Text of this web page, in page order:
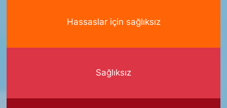
Hassaslar için sağlıksız
Sağlıksız